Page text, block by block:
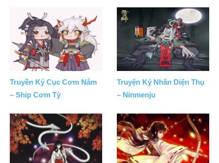
Truyền Ký Cục Cơm Nắm
– Ship Cơm Tỳ
Truyện Ký Nhân Diện Thụ
– Ninmenju